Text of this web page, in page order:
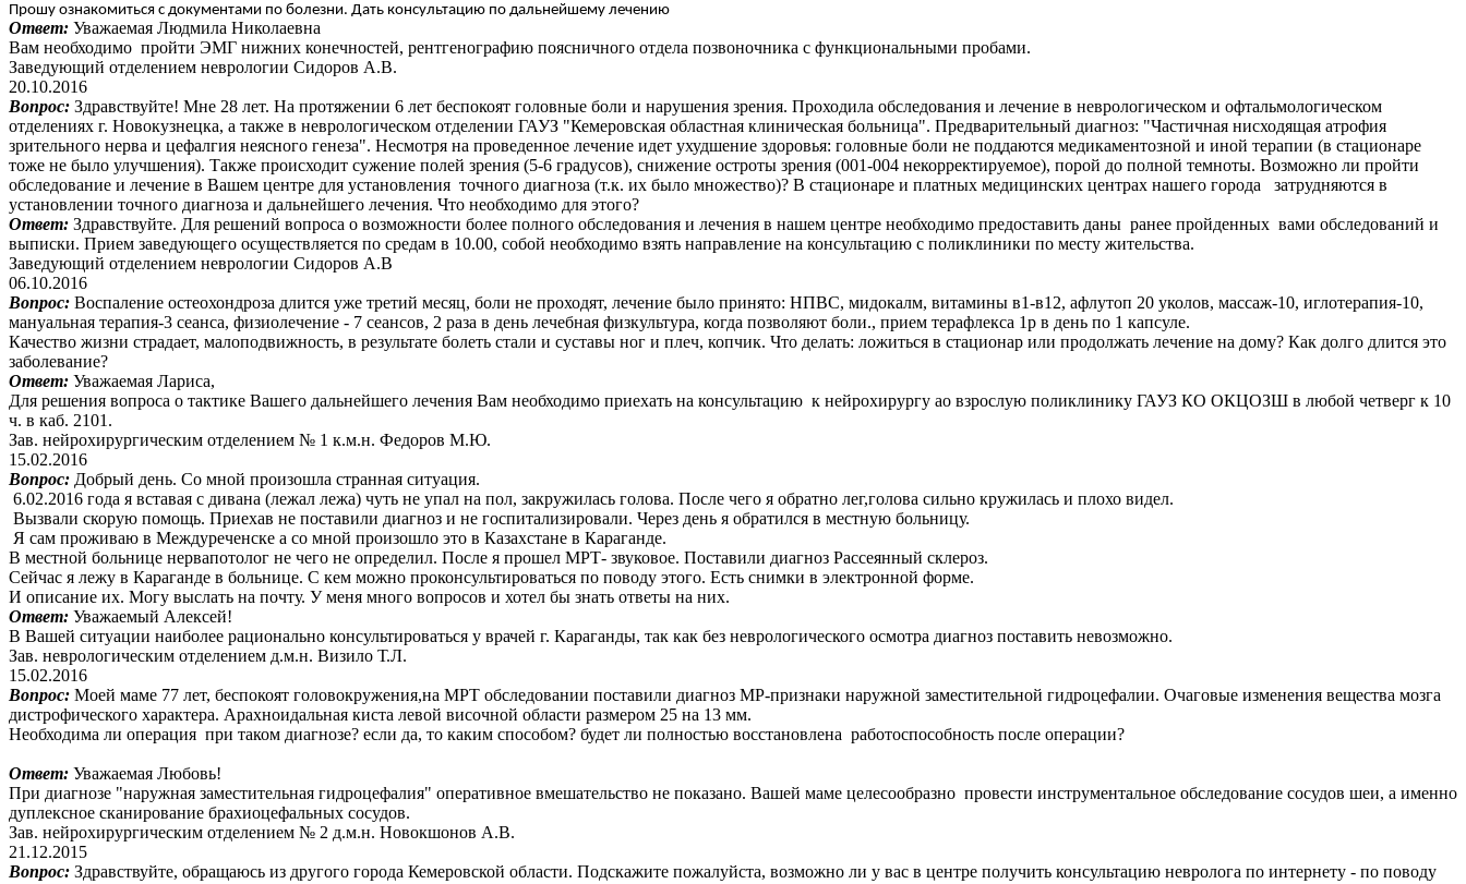
Прошу ознакомиться с документами по болезни. Дать консультацию по дальнейшему лечению
Ответ: Уважаемая Людмила Николаевна
Вам необходимо пройти ЭМГ нижних конечностей, рентгенографию поясничного отдела позвоночника с функциональными пробами.
Заведующий отделением неврологии Сидоров А.В.
20.10.2016
Вопрос: Здравствуйте! Мне 28 лет. На протяжении 6 лет беспокоят головные боли и нарушения зрения. Проходила обследования и лечение в неврологическом и офтальмологическом
отделениях г. Новокузнецка, а также в неврологическом отделении ГАУЗ "Кемеровская областная клиническая больница". Предварительный диагноз: "Частичная нисходящая атрофия
зрительного нерва и цефалгия неясного генеза". Несмотря на проведенное лечение идет ухудшение здоровья: головные боли не поддаются медикаментозной и иной терапии (в стационаре
тоже не было улучшения). Также происходит сужение полей зрения (5-6 градусов), снижение остроты зрения (001-004 некорректируемое), порой до полной темноты. Возможно ли пройти
обследование и лечение в Вашем центре для установления точного диагноза (т.к. их было множество)? В стационаре и платных медицинских центрах нашего города затрудняются в
установлении точного диагноза и дальнейшего лечения. Что необходимо для этого?
Ответ: Здравствуйте. Для решений вопроса о возможности более полного обследования и лечения в нашем центре необходимо предоставить даны ранее пройденных вами обследований и
выписки. Прием заведующего осуществляется по средам в 10.00, собой необходимо взять направление на консультацию с поликлиники по месту жительства.
Заведующий отделением неврологии Сидоров А.В
06.10.2016
Вопрос: Воспаление остеохондроза длится уже третий месяц, боли не проходят, лечение было принято: НПВС, мидокалм, витамины в1-в12, афлутоп 20 уколов, массаж-10, иглотерапия-10,
мануальная терапия-3 сеанса, физиолечение - 7 сеансов, 2 раза в день лечебная физкультура, когда позволяют боли., прием терафлекса 1р в день по 1 капсуле.
Качество жизни страдает, малоподвижность, в результате болеть стали и суставы ног и плеч, копчик. Что делать: ложиться в стационар или продолжать лечение на дому? Как долго длится это
заболевание?
Ответ: Уважаемая Лариса,
Для решения вопроса о тактике Вашего дальнейшего лечения Вам необходимо приехать на консультацию к нейрохирургу ао взрослую поликлинику ГАУЗ КО ОКЦОЗШ в любой четверг к 10
ч. в каб. 2101.
Зав. нейрохирургическим отделением № 1 к.м.н. Федоров М.Ю.
15.02.2016
Вопрос: Добрый день. Со мной произошла странная ситуация.
6.02.2016 года я вставая с дивана (лежал лежа) чуть не упал на пол, закружилась голова. После чего я обратно лег,голова сильно кружилась и плохо видел.
Вызвали скорую помощь. Приехав не поставили диагноз и не госпитализировали. Через день я обратился в местную больницу.
Я сам проживаю в Междуреченске а со мной произошло это в Казахстане в Караганде.
В местной больнице нервапотолог не чего не определил. После я прошел МРТ- звуковое. Поставили диагноз Рассеянный склероз.
Сейчас я лежу в Караганде в больнице. С кем можно проконсультироваться по поводу этого. Есть снимки в электронной форме.
И описание их. Могу выслать на почту. У меня много вопросов и хотел бы знать ответы на них.
Ответ: Уважаемый Алексей!
В Вашей ситуации наиболее рационально консультироваться у врачей г. Караганды, так как без неврологического осмотра диагноз поставить невозможно.
Зав. неврологическим отделением д.м.н. Визило Т.Л.
15.02.2016
Вопрос: Моей маме 77 лет, беспокоят головокружения,на МРТ обследовании поставили диагноз МР-признаки наружной заместительной гидроцефалии. Очаговые изменения вещества мозга
дистрофического характера. Арахноидальная киста левой височной области размером 25 на 13 мм.
Необходима ли операция при таком диагнозе? если да, то каким способом? будет ли полностью восстановлена работоспособность после операции?
Ответ: Уважаемая Любовь!
При диагнозе "наружная заместительная гидроцефалия" оперативное вмешательство не показано. Вашей маме целесообразно провести инструментальное обследование сосудов шеи, а именно
дуплексное сканирование брахиоцефальных сосудов.
Зав. нейрохирургическим отделением № 2 д.м.н. Новокшонов А.В.
21.12.2015
Вопрос: Здравствуйте, обращаюсь из другого города Кемеровской области. Подскажите пожалуйста, возможно ли у вас в центре получить консультацию невролога по интернету - по поводу